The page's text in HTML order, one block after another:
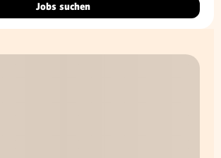
Jobs suchen